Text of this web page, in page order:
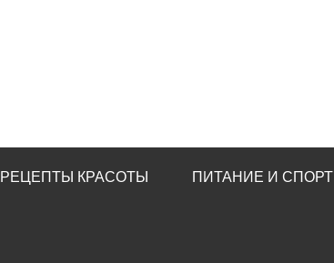
РЕЦЕПТЫ КРАСОТЫ ПИТАНИЕ И СПОРТ